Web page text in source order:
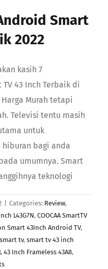
Smart
2022
kasih 7
43 Inch Terbaik di
Murah tetapi
Televisi tentu masih
untuk
bagi anda
umumnya. Smart
teknologi
Categories: Review,
L43G7N, COOCAA SmartTV
Smart 43Inch Android TV,
smart tv, smart tv 43 inch
43 Inch Frameless 43A8,